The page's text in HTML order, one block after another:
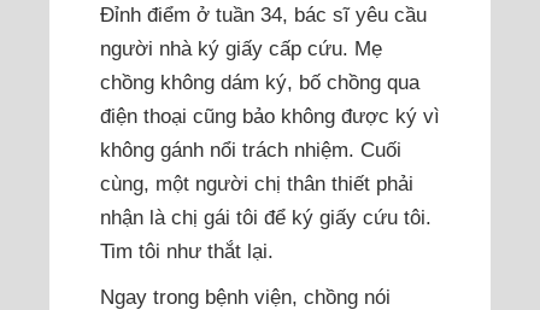
Đỉnh điểm ở tuần 34, bác sĩ yêu cầu
người nhà ký giấy cấp cứu. Mẹ
chồng không dám ký, bố chồng qua
điện thoại cũng bảo không được ký vì
không gánh nổi trách nhiệm. Cuối
cùng, một người chị thân thiết phải
nhận là chị gái tôi để ký giấy cứu tôi.
Tim tôi như thắt lại.
Ngay trong bệnh viện, chồng nói